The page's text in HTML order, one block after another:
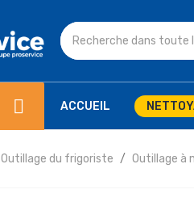
ACCUEIL
Outillage du frigoriste Outillage à